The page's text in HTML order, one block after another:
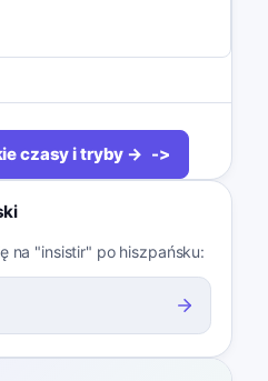
czasy i tryby →
na "insistir" po hiszpańsku: